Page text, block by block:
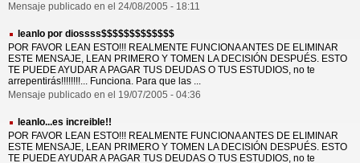
Mensaje publicado en el 24/08/2005 - 18:11
leanlo por diossss$$$$$$$$$$$$$
POR FAVOR LEAN ESTO!!! REALMENTE FUNCIONA ANTES DE ELIMINAR
ESTE MENSAJE, LEAN PRIMERO Y TOMEN LA DECISIÓN DESPUÉS. ESTO
TE PUEDE AYUDAR A PAGAR TUS DEUDAS O TUS ESTUDIOS, no te
arrepentirás!!!!!!!!... Funciona. Para que las ...
Mensaje publicado en el 19/07/2005 - 04:36
leanlo...es increible!!
POR FAVOR LEAN ESTO!!! REALMENTE FUNCIONA ANTES DE ELIMINAR
ESTE MENSAJE, LEAN PRIMERO Y TOMEN LA DECISIÓN DESPUÉS. ESTO
TE PUEDE AYUDAR A PAGAR TUS DEUDAS O TUS ESTUDIOS, no te